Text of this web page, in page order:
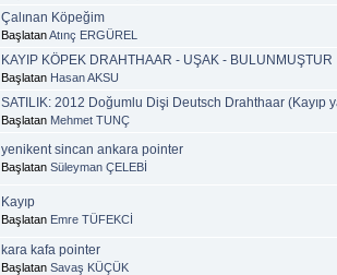
Çalınan Köpeğim
BaşlatanAtınç ERGÜREL
KAYIP KÖPEK DRAHTHAAR - UŞAK - BULUNMUŞTUR
Başlatan Hasan AKSU
SATILIK: 2012 Doğumlu Dişi Deutsch Drahthaar (Kayıp
Başlatan Mehmet TUNÇ
yenikent sincan ankara pointer
Başlatan Süleyman ÇELEBİ
Kayıp
Başlatan Emre TÜFEKCİ
kara kafa pointer
Başlatan Savaş KÜÇÜK